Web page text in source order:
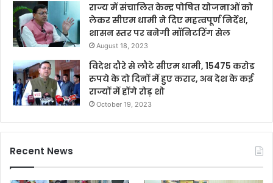
राज्य में संचालित केन्द्र पोषित योजनाओं को
लेकर सीएम धामी ने दिए महत्वपूर्ण निर्देश,
शासन स्तर पर बनेगी मॉनिटरिंग सेल
August 18, 2023
विदेश दौरे से लौटे सीएम धामी, 15475 करोड
रुपये के दो दिनों में हुए करार, अब देश के कई
राज्यों में होंगे रोड़ शो
October 19, 2023
Recent News